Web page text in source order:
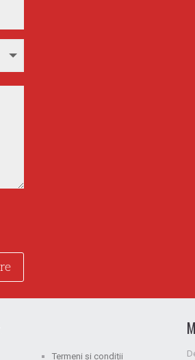
Termeni și condiții